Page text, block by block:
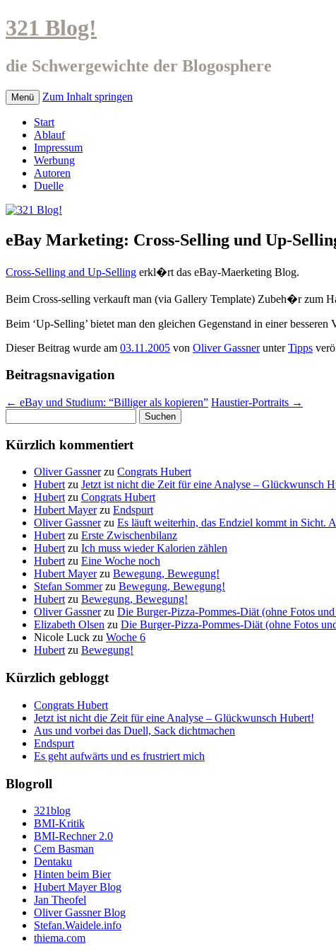
321 Blog!
die Schwergewichte der Blogosphere
Menü Zum Inhalt springen
Start
Ablauf
Impressum
Werbung
Autoren
Duelle
eBay Marketing: Cross-Selling und Up-
Cross-Selling and Up-Selling erkl�rt das eBay-Maerketing Blog.
Beim Cross-selling verkauft man (via Gallery Template) Zubeh�r zum
Beim ‘Up-Selling’ bietet man den gleichen Gegenstand in einer
Dieser Beitrag wurde am 03.11.2005 von Oliver GassnerunterTipps
Beitragsnavigation
← eBay und Studium: “Billiger als kopieren” Haustier-Portraits →
nach:
Kürzlich kommentiert
Oliver Gassnerzu Congrats Hubert
Hubertzu Jetzt ist nicht die Zeit für eine Analyse – Glückwunsch
Hubertzu Congrats Hubert
Hubert Mayerzu Endspurt
Oliver Gassnerzu Es läuft weiterhin, das Endziel kommt in Sicht.
Hubertzu Erste Zwischenbilanz
Hubertzu Ich muss wieder Kalorien zählen
Hubertzu Eine Woche noch
Hubert Mayerzu Bewegung, Bewegung!
Stefan Sommerzu Bewegung, Bewegung!
Hubertzu Bewegung, Bewegung!
Oliver Gassnerzu Die Burger-Pizza-Pommes-Diät (ohne Fotos
Elizabeth Olsen zu Die Burger-Pizza-Pommes-Diät (ohne Fotos
Nicole Luck zu Woche 6
Hubertzu Bewegung!
Kürzlich gebloggt
Congrats Hubert
Jetzt ist nicht die Zeit für eine Analyse – Glückwunsch Hubert!
Aus und vorbei das Duell, Sack dichtmachen
Endspurt
Es geht aufwärts und es frustriert mich
Blogroll
321blog
BMI-Kritik
BMI-Rechner 2.0
Cem Basman
Dentaku
Hinten beim Bier
Hubert Mayer Blog
Jan Theofel
Oliver Gassner Blog
Stefan.Waidele.info
thiema.com